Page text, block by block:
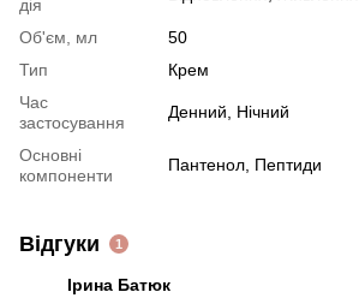
дія
Об'єм, мл
50
Тип
Крем
Час
застосування
Денний Нічний
Основні
компоненти
Пантенол Пептиди
Відгуки 1
Ірина Батюк